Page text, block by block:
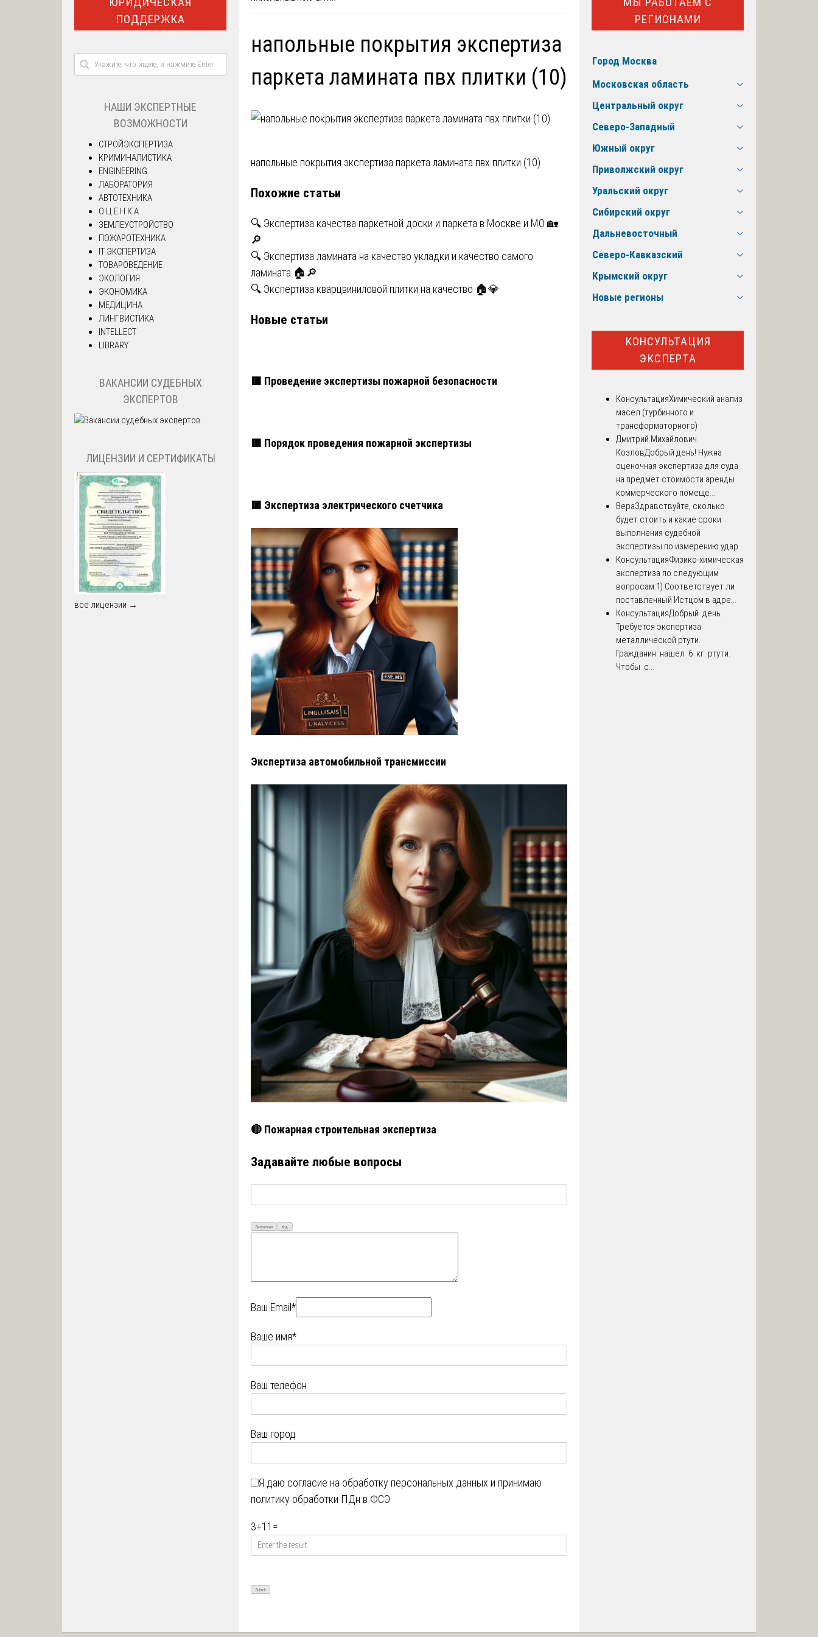
напольные покрытия экспертиза
паркета ламината пвх плитки (10)
Навигация
по
записям
напольные покрытия экспертиза паркета ламината пвх плитки (10)
Похожие статьи
🔍 Экспертиза качества паркетной доски и паркета в Москве и МО 🏡
🔎
🔍 Экспертиза ламината на качество укладки и качество самого
ламината 🏠🔎
🔍 Экспертиза кварцвиниловой плитки на качество 🏠💎
Новые статьи
🟥 Проведение экспертизы пожарной безопасности
🟥 Порядок проведения пожарной экспертизы
🟥 Экспертиза электрического счетчика
Экспертиза автомобильной трансмиссии
🔴 Пожарная строительная экспертиза
Задавайте любые вопросы
Визуально Код
Ваш Email*
Ваше имя*
Ваш телефон
Ваш город
Я даю согласие на обработку персональных данных и принимаю
политику обработки ПДн в ФСЭ
3+11 =
ПОДДЕРЖКА
НАШИ ЭКСПЕРТНЫЕ
ВОЗМОЖНОСТИ
СТРОЙЭКСПЕРТИЗА
КРИМИНАЛИСТИКА
ENGINEERING
ЛАБОРАТОРИЯ
АВТОТЕХНИКА
О Ц Е Н К А
ЗЕМЛЕУСТРОЙСТВО
ПОЖАРОТЕХНИКА
IT ЭКСПЕРТИЗА
ТОВАРОВЕДЕНИЕ
ЭКОЛОГИЯ
ЭКОНОМИКА
МЕДИЦИНА
ЛИНГВИСТИКА
INTELLECT
LIBRARY
ВАКАНСИИ СУДЕБНЫХ
ЭКСПЕРТОВ
ЛИЦЕНЗИИ И СЕРТИФИКАТЫ
все лицензии →
РЕГИОНАМИ
Город Москва
Московская область
Центральный округ
Северо-Западный
Южный округ
Приволжский округ
Уральский округ
Сибирский округ
Дальневосточный
Северо-Кавказский
Крымский округ
Новые регионы
КОНСУЛЬТАЦИЯ
ЭКСПЕРТА
КонсультацияХимический анализ
масел (турбинного и
трансформаторного)
Дмитрий Михайлович
КозловДобрый день! Нужна
оценочная экспертиза для суда
на предмет стоимости аренды
коммерческого помеще...
ВераЗдравствуйте, сколько
будет стоить и какие сроки
выполнения судебной
экспертизы по измерению удар...
КонсультацияФизико-химическая
экспертиза по следующим
вопросам:1) Соответствует ли
поставленный Истцом в адре...
КонсультацияДобрый день.
Требуется экспертиза
металлической ртути.
Гражданин нашел 6 кг. ртути.
Чтобы с...